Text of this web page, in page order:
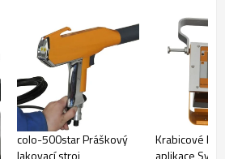
pro maximální účinnost.
pro efektivní nahrávání.
colo-500star Práškový
lakovací stroj
Krabicové
aplikace